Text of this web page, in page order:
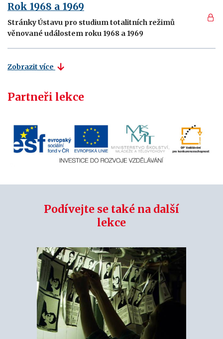
Rok 1968 a 1969
Stránky Ústavu pro studium totalitních režimů
věnované událostem roku 1968 a 1969
Zobrazit více
Partneři lekce
Podívejte se také na další
lekce